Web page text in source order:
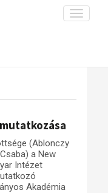
Toggle
alatt)
(Ablonczy
a New
Intézet
Akadémia